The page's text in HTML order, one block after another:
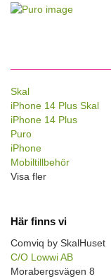
Skal
iPhone 14 Plus Skal
iPhone 14 Plus
Puro
iPhone
Mobiltillbehör
Visa fler
Här finns vi
Comviq by SkalHuset
C/O Lowwi AB
Morabergsvägen 8